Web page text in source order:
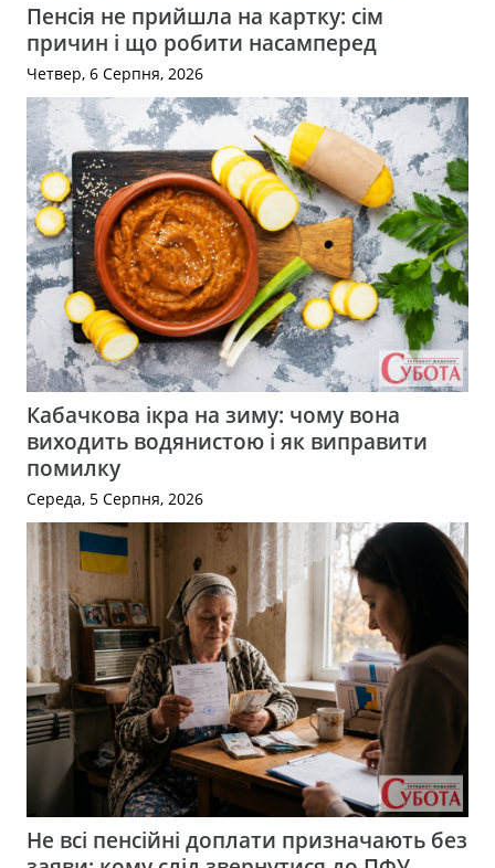
Пенсія не прийшла на картку: сім
причин і що робити насамперед
Четвер, 6 Серпня, 2026
Кабачкова ікра на зиму: чому вона
виходить водянистою і як виправити
помилку
Середа, 5 Серпня, 2026
Не всі пенсійні доплати призначають без